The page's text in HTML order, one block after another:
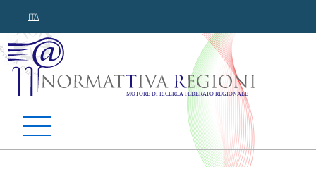
ITA
Normattiva Regioni -